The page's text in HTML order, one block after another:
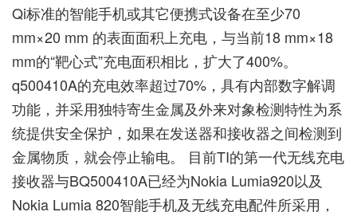
Qi标准的智能手机或其它便携式设备在至少70
mm×20 mm 的表面面积上充电，与当前18 mm×18
mm的“靶心式”充电面积相比，扩大了400%。
q500410A的充电效率超过70%，具有内部数字解调
功能，并采用独特寄生金属及外来对象检测特性为系
统提供安全保护，如果在发送器和接收器之间检测到
金属物质，就会停止输电。 目前TI的第一代无线充电
接收器与BQ500410A已经为Nokia Lumia920以及
Nokia Lumia 820智能手机及无线充电配件所采用，